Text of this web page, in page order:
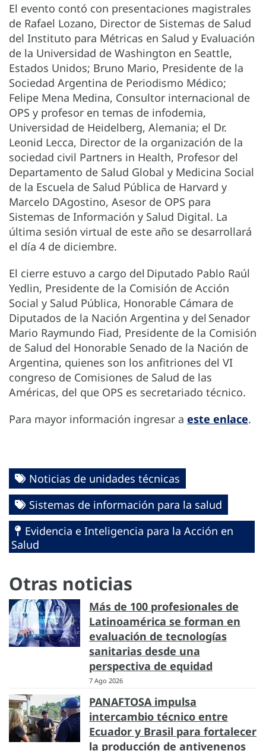
El evento contó con presentaciones magistrales
de Rafael Lozano, Director de Sistemas de Salud
del Instituto para Métricas en Salud y Evaluación
de la Universidad de Washington en Seattle,
Estados Unidos; Bruno Mario, Presidente de la
Sociedad Argentina de Periodismo Médico;
Felipe Mena Medina, Consultor internacional de
OPS y profesor en temas de infodemia,
Universidad de Heidelberg, Alemania; el Dr.
Leonid Lecca, Director de la organización de la
sociedad civil Partners in Health, Profesor del
Departamento de Salud Global y Medicina Social
de la Escuela de Salud Pública de Harvard y
Marcelo DAgostino, Asesor de OPS para
Sistemas de Información y Salud Digital. La
última sesión virtual de este año se desarrollará
el día 4 de diciembre.
El cierre estuvo a cargo del Diputado Pablo Raúl
Yedlin, Presidente de la Comisión de Acción
Social y Salud Pública, Honorable Cámara de
Diputados de la Nación Argentina y del Senador
Mario Raymundo Fiad, Presidente de la Comisión
de Salud del Honorable Senado de la Nación de
Argentina, quienes son los anfitriones del VI
congreso de Comisiones de Salud de las
Américas, del que OPS es secretariado técnico.
Para mayor información ingresar a este enlace.
Noticias de unidades técnicas
Sistemas de información para la salud
Evidencia e Inteligencia para la Acción en
Salud
Otras noticias
Más de 100 profesionales de
Latinoamérica se forman en
evaluación de tecnologías
sanitarias desde una
perspectiva de equidad
7 Ago 2026
PANAFTOSA impulsa
intercambio técnico entre
Ecuador y Brasil para fortalecer
la producción de antivenenos